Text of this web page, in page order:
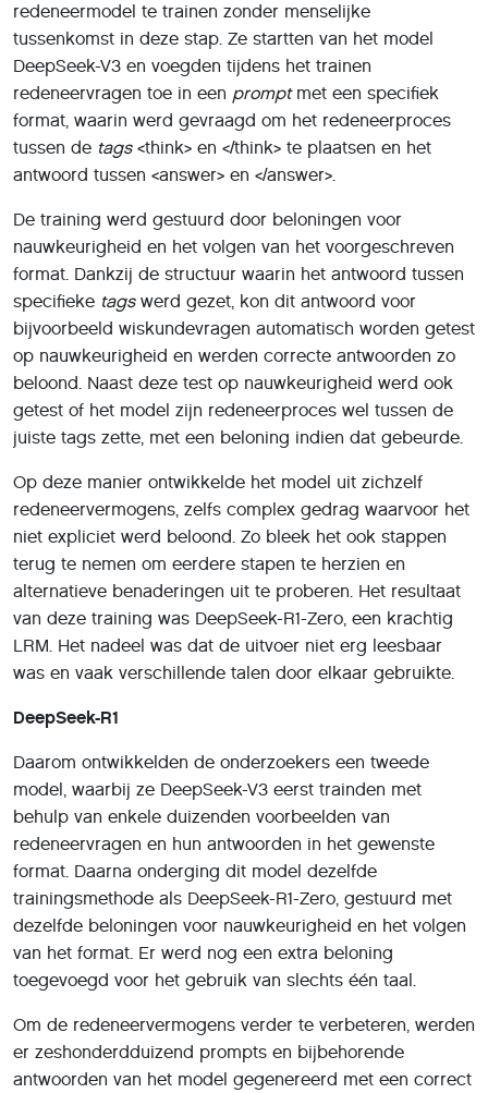
redeneermodel te trainen zonder menselijke
tussenkomst in deze stap. Ze startten van het model
DeepSeek-V3 en voegden tijdens het trainen
redeneervragen toe in een promptmet een specifiek
format, waarin werd gevraagd om het redeneerproces
tussen de tags<think> en </think> te plaatsen en het
antwoord tussen <answer> en </answer>.
De training werd gestuurd door beloningen voor
nauwkeurigheid en het volgen van het voorgeschreven
format. Dankzij de structuur waarin het antwoord tussen
specifieke tagswerd gezet, kon dit antwoord voor
bijvoorbeeld wiskundevragen automatisch worden getest
op nauwkeurigheid en werden correcte antwoorden zo
beloond. Naast deze test op nauwkeurigheid werd ook
getest of het model zijn redeneerproces wel tussen de
juiste tags zette, met een beloning indien dat gebeurde.
Op deze manier ontwikkelde het model uit zichzelf
redeneervermogens, zelfs complex gedrag waarvoor het
niet expliciet werd beloond. Zo bleek het ook stappen
terug te nemen om eerdere stapen te herzien en
alternatieve benaderingen uit te proberen. Het resultaat
van deze training was DeepSeek-R1-Zero, een krachtig
LRM. Het nadeel was dat de uitvoer niet erg leesbaar
was en vaak verschillende talen door elkaar gebruikte.
DeepSeek-R1
Daarom ontwikkelden de onderzoekers een tweede
model, waarbij ze DeepSeek-V3 eerst trainden met
behulp van enkele duizenden voorbeelden van
redeneervragen en hun antwoorden in het gewenste
format. Daarna onderging dit model dezelfde
trainingsmethode als DeepSeek-R1-Zero, gestuurd met
dezelfde beloningen voor nauwkeurigheid en het volgen
van het format. Er werd nog een extra beloning
toegevoegd voor het gebruik van slechts één taal.
Om de redeneervermogens verder te verbeteren, werden
er zeshonderdduizend prompts en bijbehorende
antwoorden van het model gegenereerd met een correct